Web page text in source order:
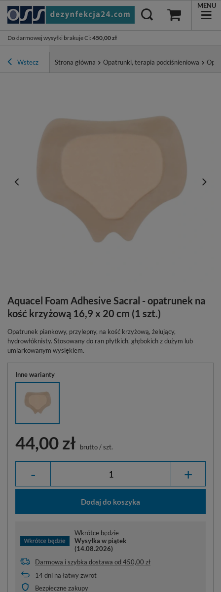
Do darmowej wysyłki brakuje Ci: 450,00 zł
MENU
Wstecz Strona główna Opatrunki, terapia podciśnieniowa
Aquacel Foam Adhesive Sacral - opatrunek na
kość krzyżową 16,9 x 20 cm (1 szt.)
Opatrunek piankowy, przylepny, na kość krzyżową, żelujący,
hydrowłóknisty. Stosowany do ran płytkich, głębokich z dużym lub
umiarkowanym wysiękiem.
Inne warianty
44,00 zł brutto/szt.
- +
Dodaj do koszyka
Wkrótce będzie
Wysyłka w piątek
(14.08.2026)
Darmowa i szybka dostawa od450,00 zł
14dni na łatwy zwrot
Bezpieczne zakupy